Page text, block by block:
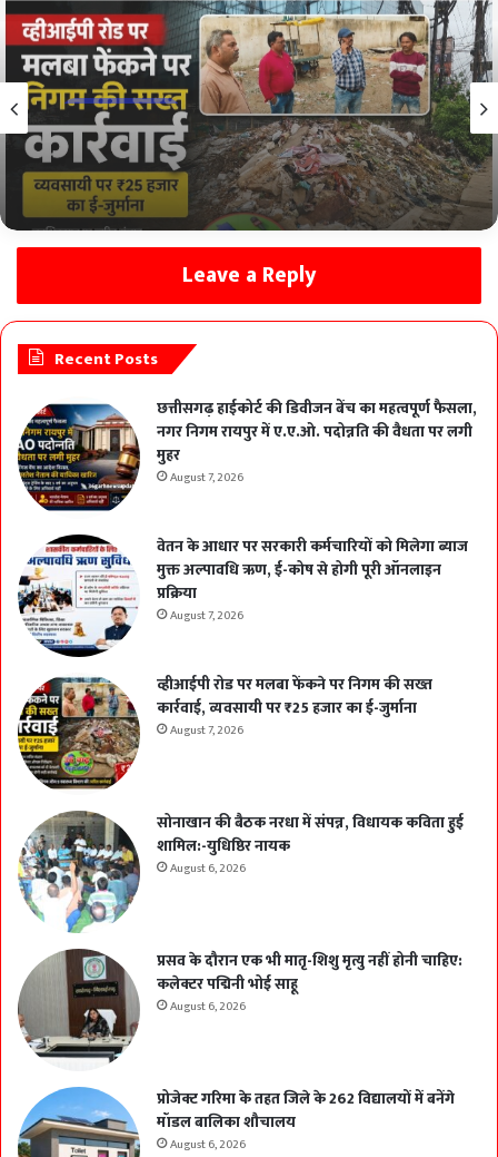
CHHATTISGARH
August 7, 2026
व्हीआईपी रोड पर मलबा फेंकने पर निगम की सख्त
कार्रवाई, व्यवसायी पर ₹25 हजार का ई-जुर्माना
Leave a Reply
Recent Posts
छत्तीसगढ़ हाईकोर्ट की डिवीजन बेंच का महत्वपूर्ण फैसला,
नगर निगम रायपुर में ए.ए.ओ. पदोन्नति की वैधता पर लगी
मुहर
August 7, 2026
वेतन के आधार पर सरकारी कर्मचारियों को मिलेगा ब्याज
मुक्त अल्पावधि ऋण, ई-कोष से होगी पूरी ऑनलाइन
प्रक्रिया
August 7, 2026
व्हीआईपी रोड पर मलबा फेंकने पर निगम की सख्त
कार्रवाई, व्यवसायी पर ₹25 हजार का ई-जुर्माना
August 7, 2026
सोनाखान की बैठक नरधा में संपन्न, विधायक कविता हुई
शामिल:-युधिष्ठिर नायक
August 6, 2026
प्रसव के दौरान एक भी मातृ-शिशु मृत्यु नहीं होनी चाहिए:
कलेक्टर पद्मिनी भोई साहू
August 6, 2026
प्रोजेक्ट गरिमा के तहत जिले के 262 विद्यालयों में बनेंगे
मॉडल बालिका शौचालय
August 6, 2026